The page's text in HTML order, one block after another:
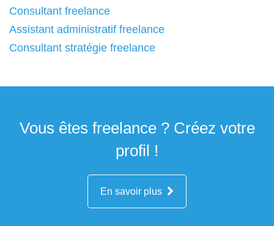
Consultant freelance
Assistant administratif freelance
Consultant stratégie freelance
Vous êtes freelance ? Créez votre
profil !
En savoir plus